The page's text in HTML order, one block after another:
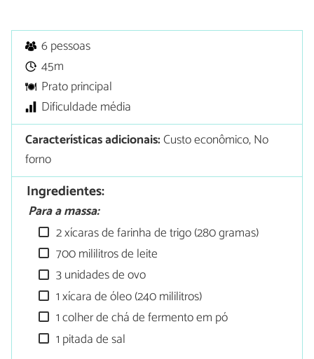
6 pessoas
45m
Prato principal
Dificuldade média
Características adicionais:Custo econômico, No
forno
Ingredientes:
Para a massa:
2 xícaras de farinha de trigo (280 gramas)
700 mililitros de leite
3 unidades de ovo
1 xícara de óleo (240 mililitros)
1 colher de chá de fermento em pó
1 pitada de sal